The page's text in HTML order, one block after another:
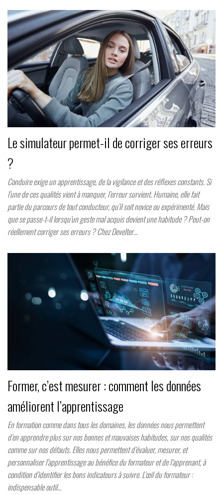
Le simulateur permet-il de corriger ses erreurs
?
Conduire exige un apprentissage, de la vigilance et des réflexes constants. Si
l’une de ces qualités vient à manquer, l’erreur survient. Humaine, elle fait
partie du parcours de tout conducteur, qu’il soit novice ou expérimenté. Mais
que se passe-t-il lorsqu’un geste mal acquis devient une habitude ? Peut-on
réellement corriger ses erreurs ? Chez Develter…
Former, c’est mesurer : comment les données
améliorent l’apprentissage
En formation comme dans tous les domaines, les données nous permettent
d’en apprendre plus sur nos bonnes et mauvaises habitudes, sur nos qualités
comme sur nos défauts. Elles nous permettent d’évaluer, mesurer, et
personnaliser l’apprentissage au bénéfice du formateur et de l’apprenant, à
condition d’identifier les bons indicateurs à suivre. L’œil du formateur :
indispensable outil…